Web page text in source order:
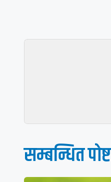
सम्बन्धित पाेष्ट